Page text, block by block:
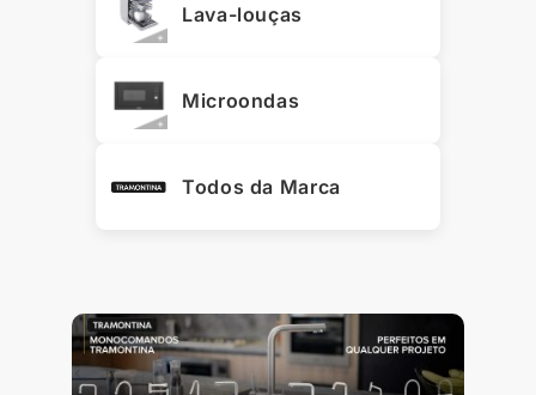
Lava-louças
Microondas
Todos da Marca